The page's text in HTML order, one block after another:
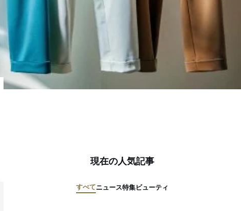
現在の人気記事
すべてニュース特集ビューティ